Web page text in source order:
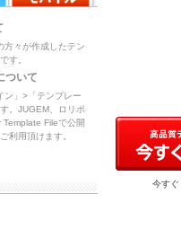
方々が作成したテン
す。
ついて
ン」>「テンプレー
。JUGEM、ロリポ
Template Fileで公開
利用頂けます。
今すぐ